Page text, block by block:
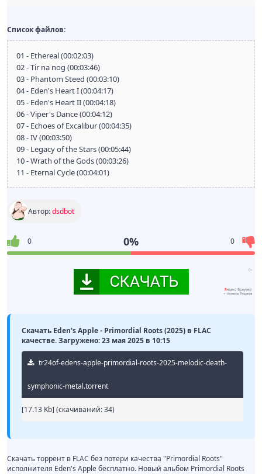
Список файлов:
01 - Ethereal (00:02:03)
02 - Tir na nog (00:03:46)
03 - Phantom Steed (00:03:10)
04 - Eden's Heart I (00:04:17)
05 - Eden's Heart II (00:04:18)
06 - Viper's Dance (00:04:12)
07 - Echoes of Excalibur (00:04:35)
08 - IV (00:03:50)
09 - Legacy of the Stars (00:05:44)
10 - Wrath of the Gods (00:03:26)
11 - Eternal Cycle (00:04:01)
Автор:dsdbot
0 0% 0
Скачать Eden's Apple - Primordial Roots (2025) в FLAC
качестве. Загружено: 23 мая 2025 в 10:15
tr24of-edens-apple-primordial-roots-2025-melodic-death-
symphonic-metal.torrent
[17.13 Kb] (cкачиваний: 34)
Скачать торрент в FLAC без потери качества "Primordial Roots"
исполнителя Eden's Apple бесплатно. Новый альбом Primordial Roots